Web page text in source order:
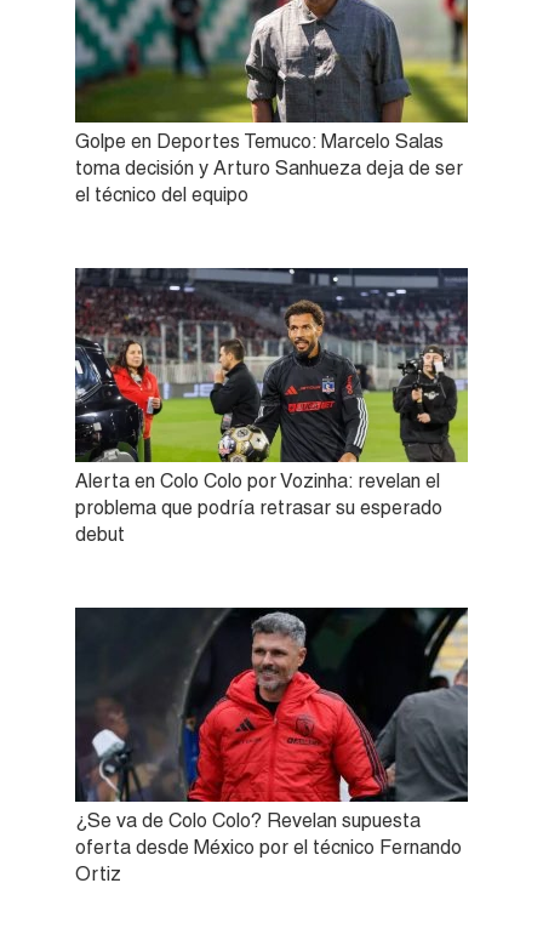
Golpe en Deportes Temuco: Marcelo Salas
toma decisión y Arturo Sanhueza deja de ser
el técnico del equipo
Alerta en Colo Colo por Vozinha: revelan el
problema que podría retrasar su esperado
debut
¿Se va de Colo Colo? Revelan supuesta
oferta desde México por el técnico Fernando
Ortiz